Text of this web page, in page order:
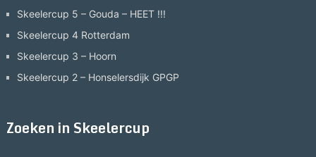
Skeelercup 5 – Gouda – HEET !!!
Skeelercup 4 Rotterdam
Skeelercup 3 – Hoorn
Skeelercup 2 – Honselersdijk GPGP
Zoeken in Skeelercup